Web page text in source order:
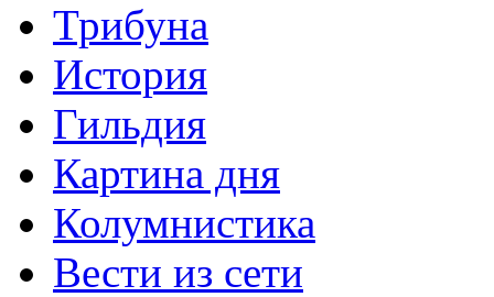
Трибуна
История
Гильдия
Картина дня
Колумнистика
Вести из сети